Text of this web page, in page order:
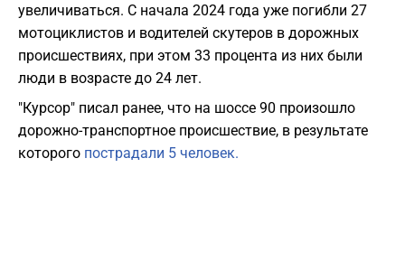
увеличиваться. С начала 2024 года уже погибли 27
мотоциклистов и водителей скутеров в дорожных
происшествиях, при этом 33 процента из них были
люди в возрасте до 24 лет.
"Курсор" писал ранее, что на шоссе 90 произошло
дорожно-транспортное происшествие, в результате
которого пострадали 5 человек.